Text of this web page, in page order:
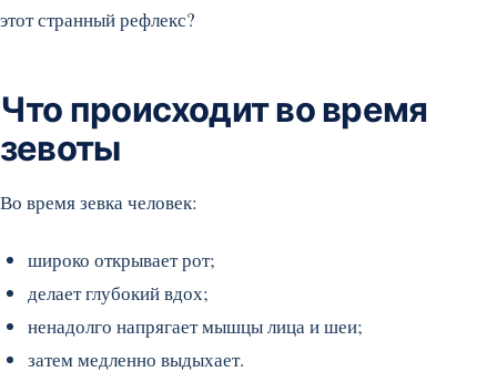
этот странный рефлекс?
Что происходит во время
зевоты
Во время зевка человек:
широко открывает рот;
делает глубокий вдох;
ненадолго напрягает мышцы лица и шеи;
затем медленно выдыхает.